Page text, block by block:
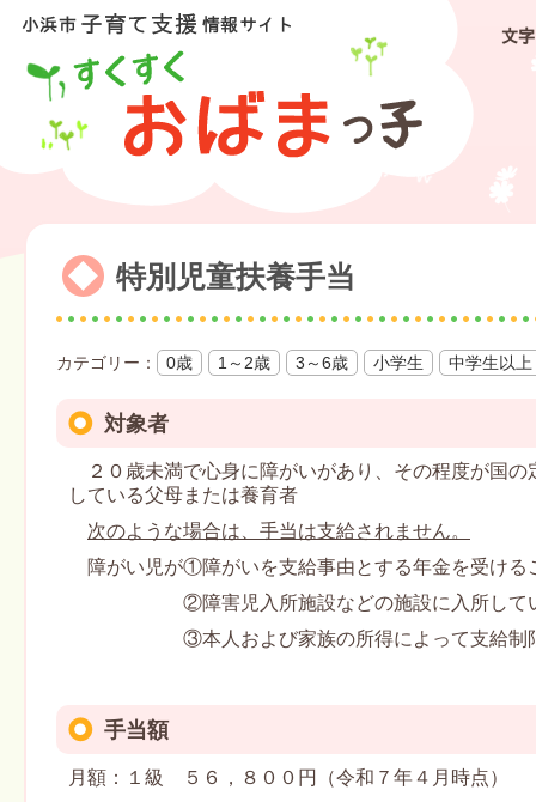
文
特別児童扶養手当
0歳 1～2歳 3～6歳 小学生 中学生以上
対象者
２０歳未満で心身に障がいがあり、その程度が国の
している父母または養育者
次のような場合は、手当は支給されません。
障がい児が①障がいを支給事由とする年金を受ける
②障害児入所施設などの施設に入所してい
③本人および家族の所得によって支給制限
手当額
月額：１級 ５６，８００円（令和７年４月時点）